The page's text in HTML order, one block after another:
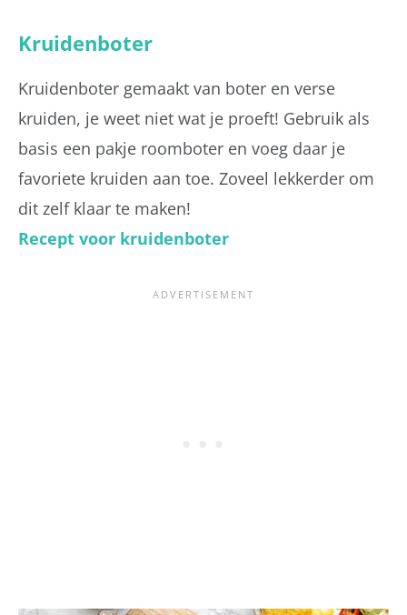
Kruidenboter
Kruidenboter gemaakt van boter en verse
kruiden, je weet niet wat je proeft! Gebruik als
basis een pakje roomboter en voeg daar je
favoriete kruiden aan toe. Zoveel lekkerder om
dit zelf klaar te maken!
Recept voor kruidenboter